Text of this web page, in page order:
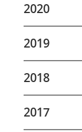
2020
2019
2018
2017